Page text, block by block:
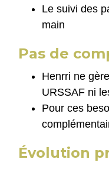
Le suivi des
main
Pas de
Henrri ne
URSSAF ni
Pour ces
Évolution